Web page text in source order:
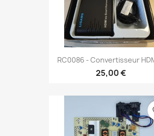
RC0086 - Convertisseur
25,00 €